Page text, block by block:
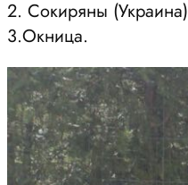
2. Сокиряны (Украина)
3.Окница.